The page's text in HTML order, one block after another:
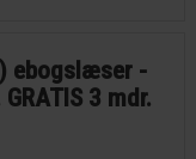
ebogslæser -
3 mdr.